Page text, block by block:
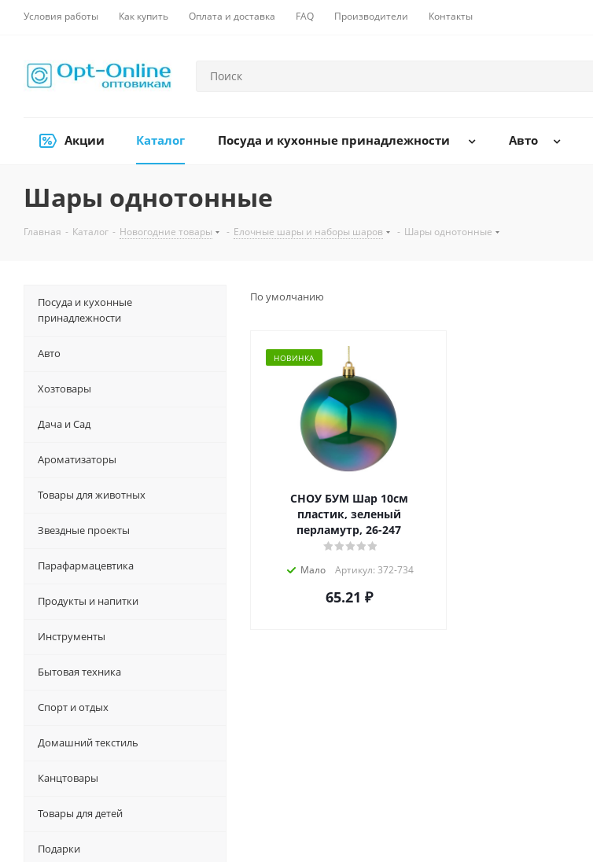
Условия работы Как купить Оплата и доставка FAQ Производители Контакты
Акции Каталог Посуда и кухонные принадлежности Авто
Шары однотонные
Главная - Каталог - Новогодние товары - Елочные шары и наборы шаров - Шары однотонные
По умолчанию
НОВИНКА
СНОУ БУМ Шар 10см
пластик, зеленый
перламутр, 26-247
Мало Артикул: 372-734
65.21 ₽
Посуда и кухонные
принадлежности
Авто
Хозтовары
Дача и Сад
Ароматизаторы
Товары для животных
Звездные проекты
Парафармацевтика
Продукты и напитки
Инструменты
Бытовая техника
Спорт и отдых
Домашний текстиль
Канцтовары
Товары для детей
Подарки